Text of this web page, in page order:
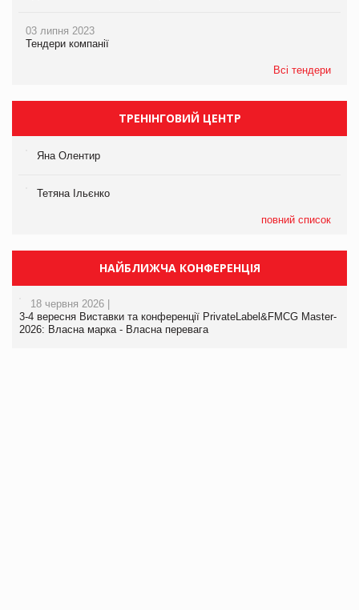
03 липня 2023
Тендери компанії
Всі тендери
ТРЕНІНГОВИЙ ЦЕНТР
Яна Олентир
Тетяна Ільєнко
повний список
НАЙБЛИЖЧА КОНФЕРЕНЦІЯ
18 червня 2026 |
3-4 вересня Виставки та конференції PrivateLabel&FMCG Master-
2026: Власна марка - Власна перевага